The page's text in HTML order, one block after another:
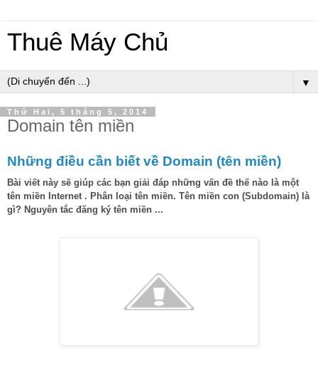
Thuê Máy Chủ
▼
Thứ Hai, 5 tháng 5, 2014
Domain tên miền
Những điều cần biết về Domain (tên miền)
Bài viết này sẽ giúp các bạn giải đáp những vấn đề thế nào là một
tên miền Internet . Phân loại tên miền. Tên miền con (Subdomain) là
gì? Nguyên tắc đăng ký tên miền ...